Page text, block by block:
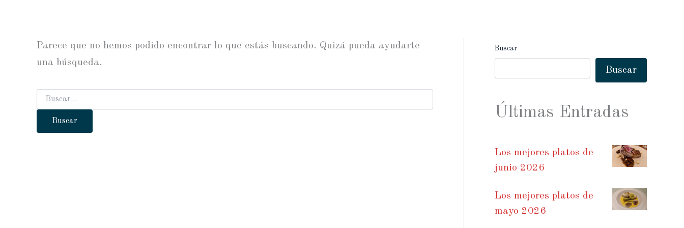
Parece que no hemos podido encontrar lo que estás buscando. Quizá pueda ayudarte
una búsqueda.
Buscar
Buscar
Buscar
Últimas Entradas
Los mejores platos de
junio 2026
Los mejores platos de
mayo 2026